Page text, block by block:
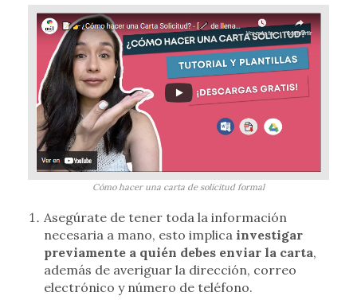
Cómo hacer una carta de solicitud formal
Asegúrate de tener toda la información
necesaria a mano, esto implica investigar
previamente a quién debes enviar la carta,
además de averiguar la dirección, correo
electrónico y número de teléfono.